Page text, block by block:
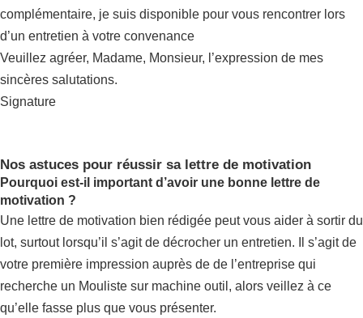
complémentaire, je suis disponible pour vous rencontrer lors
d’un entretien à votre convenance
Veuillez agréer, Madame, Monsieur, l’expression de mes
sincères salutations.
Signature
Nos astuces pour réussir sa lettre de motivation
Pourquoi est-il important d’avoir une bonne lettre de
motivation ?
Une lettre de motivation bien rédigée peut vous aider à sortir du
lot, surtout lorsqu’il s’agit de décrocher un entretien. Il s’agit de
votre première impression auprès de de l’entreprise qui
recherche un Mouliste sur machine outil, alors veillez à ce
qu’elle fasse plus que vous présenter.